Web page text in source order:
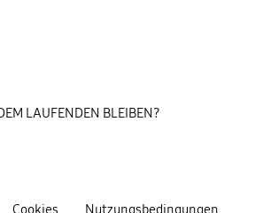
Cookies Nutzungsbedingungen
LAUFENDEN BLEIBEN?